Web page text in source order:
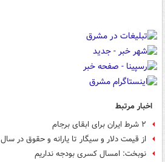
اخبار مرتبط
۲ شرط ایران برای ابقای برجام
از قیمت دلار و سیگار تا یارانه و حقوق در سال 98
نوبخت: امسال کسری بودجه نداریم